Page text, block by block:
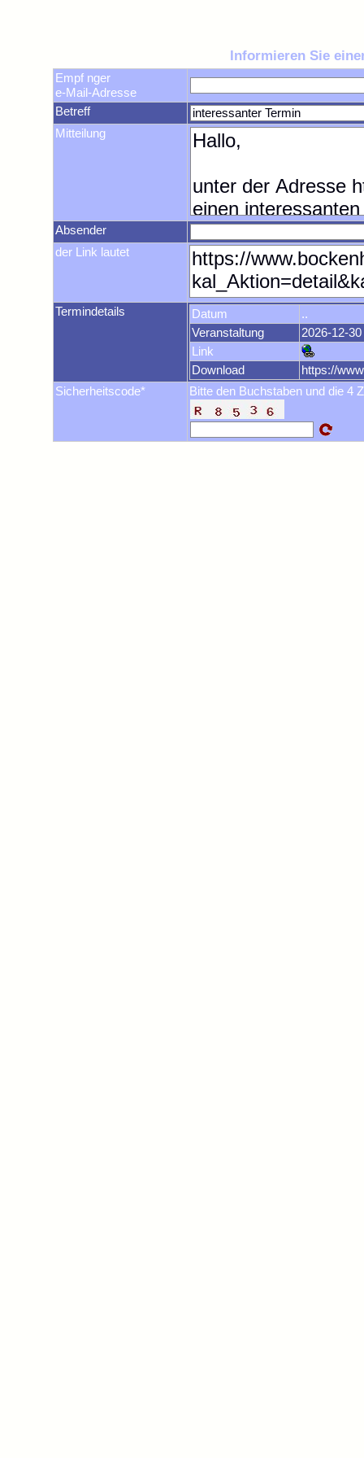
Informieren Sie
Empf nger
e-Mail-Adresse
Betreff
Mitteilung
Absender
der Link lautet
Termindetails Datum
..
Veranstaltung
2026-12-30
Link
Download
https://
Sicherheitscode*
Bitte den Buchstaben und die 4